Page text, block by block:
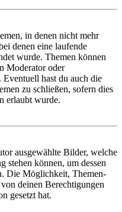
in denen nicht mehr
denen eine laufende
wurde. Themen können
Moderator oder
hast du auch die
zu schließen, sofern dies
erlaubt wurde.
ausgewählte Bilder, welche
stehen können, um dessen
Die Möglichkeit, Themen-
deinen Berechtigungen
gesetzt hat.